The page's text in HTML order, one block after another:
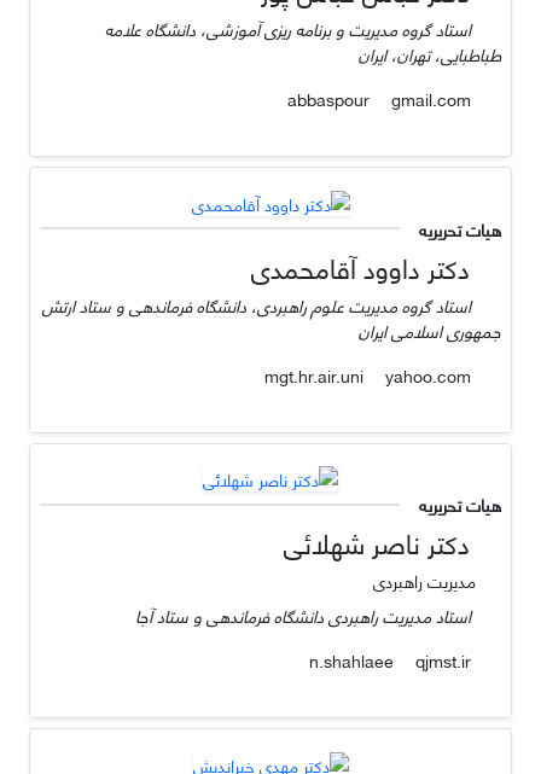
استاد گروه مدیریت و برنامه ریزی آموزشی، دانشگاه علامه
طباطبایی، تهران، ایران
gmail.com
هیات تحریریه
دکتر داوود آقامحمدی
استاد گروه مدیریت علوم راهبردی، دانشگاه فرماندهی و ستاد ارتش
جمهوری اسلامی ایران
yahoo.com
هیات تحریریه
دکتر ناصر شهلائی
مدیریت راهبردی
استاد مدیریت راهبردی دانشگاه فرماندهی و ستاد آجا
n.shahlaee
qjmst.ir